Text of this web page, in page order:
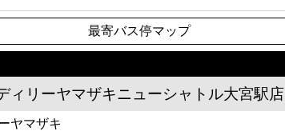
最寄バス停マップ
ィリーヤマザキニューシャトル大宮駅店
ヤマザキ